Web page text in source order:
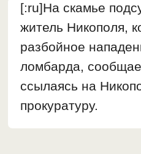
[:ru]На скамье
житель Никополя,
разбойное
ломбарда,
ссылаясь на
прокуратуру.